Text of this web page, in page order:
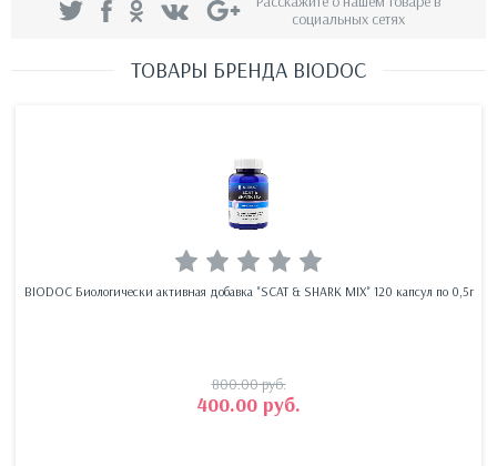
социальных сетях
ТОВАРЫ БРЕНДА BIODOC
BIODOC Биологически активная добавка "SCAT & SHARK MIX" 120 капсул по 0,5г
800.00руб.
400.00 руб.